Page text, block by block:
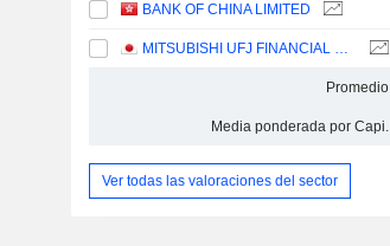
BANK OF CHINA LIMITED
MITSUBISHI UFJ FINANCIAL GROUP, INC.
Promedio
Media ponderada por Capi.
Ver todas las valoraciones del sector